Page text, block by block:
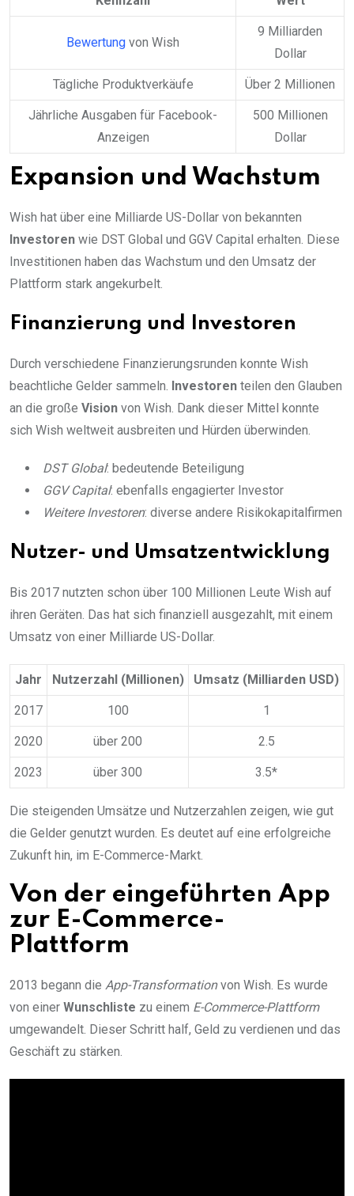
Bewertung von Wish
9 Milliarden
Dollar
Tägliche Produktverkäufe Über 2 Millionen
Jährliche Ausgaben für Facebook-
Anzeigen
500 Millionen
Dollar
Expansion und Wachstum
Wish hat über eine Milliarde US-Dollar von bekannten
Investoren wie DST Global und GGV Capital erhalten. Diese
Investitionen haben das Wachstum und den Umsatz der
Plattform stark angekurbelt.
Finanzierung und Investoren
Durch verschiedene Finanzierungsrunden konnte Wish
beachtliche Gelder sammeln. Investoren teilen den Glauben
an die große Vision von Wish. Dank dieser Mittel konnte
sich Wish weltweit ausbreiten und Hürden überwinden.
DST Global: bedeutende Beteiligung
GGV Capital: ebenfalls engagierter Investor
Weitere Investoren: diverse andere Risikokapitalfirmen
Nutzer- und Umsatzentwicklung
Bis 2017 nutzten schon über 100 Millionen Leute Wish auf
ihren Geräten. Das hat sich finanziell ausgezahlt, mit einem
Umsatz von einer Milliarde US-Dollar.
Jahr Nutzerzahl (Millionen) Umsatz (Milliarden USD)
2017 100 1
2020 über 200 2.5
2023 über 300 3.5*
Die steigenden Umsätze und Nutzerzahlen zeigen, wie gut
die Gelder genutzt wurden. Es deutet auf eine erfolgreiche
Zukunft hin, im E-Commerce-Markt.
Von der eingeführten App
zur E-Commerce-
Plattform
2013 begann die App-Transformationvon Wish. Es wurde
von einer Wunschliste zu einem E-Commerce-Plattform
umgewandelt. Dieser Schritt half, Geld zu verdienen und das
Geschäft zu stärken.